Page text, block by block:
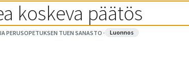
koskeva päätös
PERUSOPETUKSEN TUEN SANASTO · luonnos